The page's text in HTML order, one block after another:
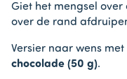
Giet het mengsel
over de rand
Versier naar wens met
chocolade (50 g).